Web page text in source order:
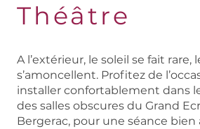
Théâtre
A l’extérieur, le soleil se fait rare,
s’amoncellent. Profitez de
installer confortablement dans
des salles obscures du Grand
Bergerac, pour une séance bien